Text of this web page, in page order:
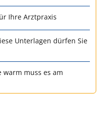
Ihre Arztpraxis
Unterlagen dürfen Sie
muss es am